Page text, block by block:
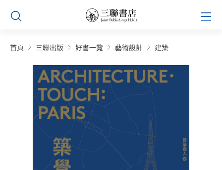
Skip
content
首頁 三聯出版 好書一覽 藝術設計 建築